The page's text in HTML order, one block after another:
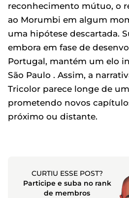
reconhecimento mútuo, o
ao Morumbi em algum
uma hipótese descartada.
embora em fase de
Portugal, mantém um elo
São Paulo . Assim, a
Tricolor parece longe de
prometendo novos
próximo ou distante.
CURTIU ESSE POST?
Participe e suba no rank
de membros